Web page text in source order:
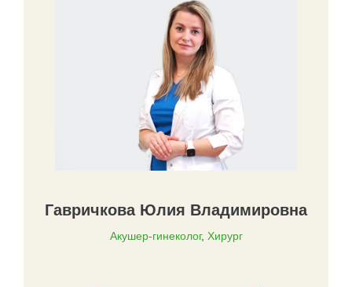
Гавричкова Юлия Владимировна
Акушер-гинеколог, Хирург